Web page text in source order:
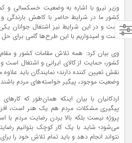
وزیر نیرو با اشاره به وضعیت خسکسالی و
کشور ما در شرایط حاضر با کاهش بارندگی
است و در این شرایط نیز اشتغال جوانان
است و امیدواریم با این طرح‌ها گامی برای حل
وی بیان کرد: همه تلاش مقامات کشور و
کشور، حمایت از کالای ایرانی و اشتغال است
نقش تعیین کننده دارند؛ نمایندگان باید
وضعیت موجود، پیگیر خواسته‌های مردم باشند.
اردکانیان با بیان اینکه همان‌طور که
پیگیری مشکلات مردم هم یک هنر است،
پروژه نیست بلکه بالا بردن رضایت مردم با
می‌شود؛ شاید با یک کار کوچک بتوانیم
نتواند انجام دهد‌ و باید تمام تلاش خود را برای